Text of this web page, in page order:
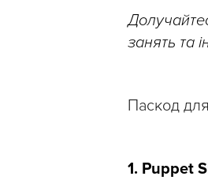
занять та
Паскод
1. Puppet